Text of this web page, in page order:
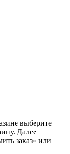
выберите
Далее
заказ» или